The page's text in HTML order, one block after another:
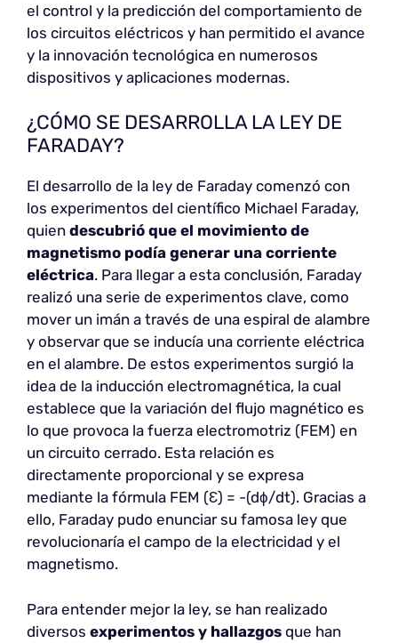
el control y la predicción del comportamiento de
los circuitos eléctricos y han permitido el avance
y la innovación tecnológica en numerosos
dispositivos y aplicaciones modernas.
¿CÓMO SE DESARROLLA LA LEY DE
FARADAY?
El desarrollo de la ley de Faraday comenzó con
los experimentos del científico Michael Faraday,
quien descubrió que el movimiento de
magnetismo podía generar una corriente
eléctrica. Para llegar a esta conclusión, Faraday
realizó una serie de experimentos clave, como
mover un imán a través de una espiral de alambre
y observar que se inducía una corriente eléctrica
en el alambre. De estos experimentos surgió la
idea de la inducción electromagnética, la cual
establece que la variación del flujo magnético es
lo que provoca la fuerza electromotriz (FEM) en
un circuito cerrado. Esta relación es
directamente proporcional y se expresa
mediante la fórmula FEM (Ɛ) = -(dϕ/dt). Gracias a
ello, Faraday pudo enunciar su famosa ley que
revolucionaría el campo de la electricidad y el
magnetismo.
Para entender mejor la ley, se han realizado
diversos experimentos y hallazgos que han